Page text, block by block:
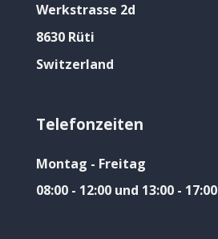
Werkstrasse 2d
8630 Rüti
Switzerland
Telefonzeiten
Montag - Freitag
08:00 - 12:00 und 13:00 - 17:00